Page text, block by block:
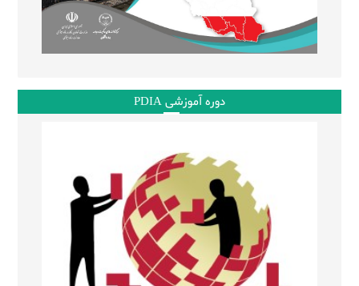
دوره آموزشی PDIA